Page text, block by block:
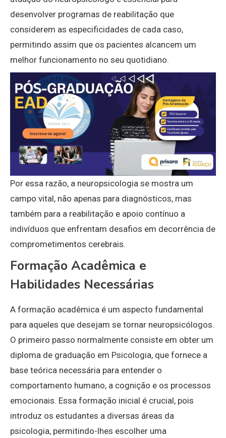
desenvolver programas de reabilitação que
considerem as especificidades de cada caso,
permitindo assim que os pacientes alcancem um
melhor funcionamento no seu quotidiano.
Por essa razão, a neuropsicologia se mostra um
campo vital, não apenas para diagnósticos, mas
também para a reabilitação e apoio contínuo a
indivíduos que enfrentam desafios em decorrência de
comprometimentos cerebrais.
Formação Acadêmica e
Habilidades Necessárias
A formação acadêmica é um aspecto fundamental
para aqueles que desejam se tornar neuropsicólogos.
O primeiro passo normalmente consiste em obter um
diploma de graduação em Psicologia, que fornece a
base teórica necessária para entender o
comportamento humano, a cognição e os processos
emocionais. Essa formação inicial é crucial, pois
introduz os estudantes a diversas áreas da
psicologia, permitindo-lhes escolher uma